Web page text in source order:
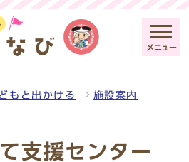
メニュー
もと出かける 施設案内
支援センター